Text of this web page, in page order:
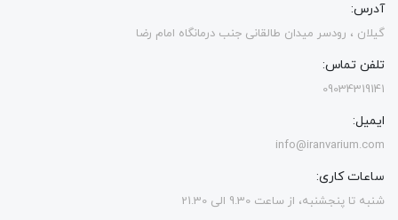
آدرس:
گیلان ، رودسر میدان طالقانی جنب درمانگاه امام رضا
تلفن تماس:
09034319141
ایمیل:
info@iranvarium.com
ساعات کاری:
شنبه تا پنجشنبه، از ساعت 9.30 الی 21.30